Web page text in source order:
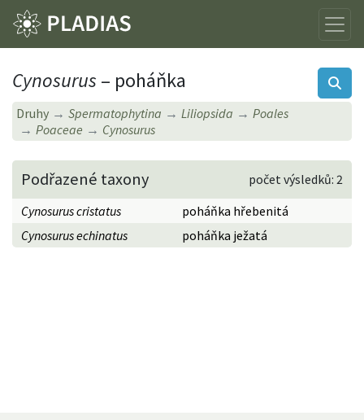
Cynosurus – poháňka
Druhy Spermatophytina Liliopsida
Poales
Poaceae
Cynosurus
Podřazené taxony
počet výsledků: 2
Cynosurus cristatus
poháňka hřebenitá
Cynosurus echinatus
poháňka ježatá